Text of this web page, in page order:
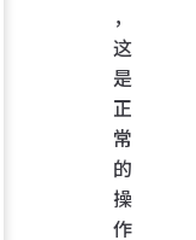
，
这
是
正
常
的
操
作